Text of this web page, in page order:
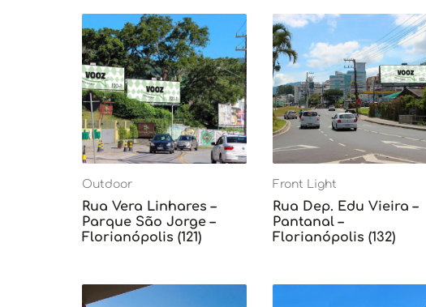
Outdoor
Rua Vera Linhares –
Parque São Jorge –
Florianópolis (121)
Front Light
Rua Dep. Edu Vieira –
Pantanal –
Florianópolis (132)